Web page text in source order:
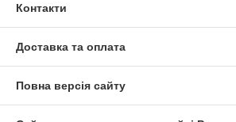
Контакти
Доставка та оплата
Повна версія сайту